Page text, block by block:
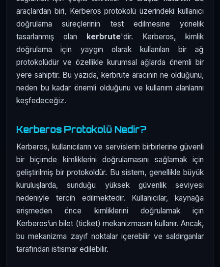
araçlardan biri, Kerberos protokolü üzerindeki kullanıcı
doğrulama süreçlerinin test edilmesine yönelik
tasarlanmış olan kerbrute'dir. Kerberos, kimlik
doğrulama için yaygın olarak kullanılan bir ağ
protokolüdür ve özellikle kurumsal ağlarda önemli bir
yere sahiptir. Bu yazıda, kerbrute aracının ne olduğunu,
neden bu kadar önemli olduğunu ve kullanım alanlarını
keşfedeceğiz.
Kerberos Protokolü Nedir?
Kerberos, kullanıcıların ve servislerin birbirlerine güvenli
bir biçimde kimliklerini doğrulamasını sağlamak için
geliştirilmiş bir protokoldür. Bu sistem, genellikle büyük
kuruluşlarda, sunduğu yüksek güvenlik seviyesi
nedeniyle tercih edilmektedir. Kullanıcılar, kaynağa
erişmeden önce kimliklerini doğrulamak için
Kerberos’un bilet (ticket) mekanizmasını kullanır. Ancak,
bu mekanizma zayıf noktalar içerebilir ve saldırganlar
tarafından istismar edilebilir.